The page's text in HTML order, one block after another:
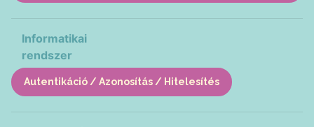
Informatikai
rendszer
Autentikáció / Azonosítás / Hitelesítés